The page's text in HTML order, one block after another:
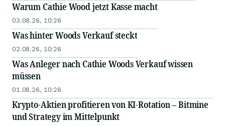
Warum Cathie Wood jetzt Kasse macht
03.08.26, 10:26
Was hinter Woods Verkauf steckt
02.08.26, 10:26
Was Anleger nach Cathie Woods Verkauf wissen
müssen
01.08.26, 10:26
Krypto-Aktien profitieren von KI-Rotation – Bitmine
und Strategy im Mittelpunkt